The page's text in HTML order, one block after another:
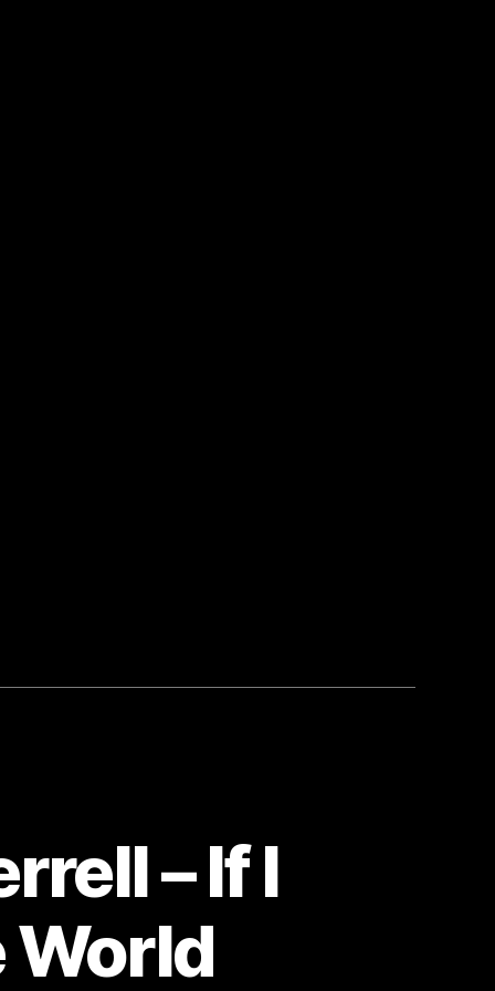
– If I
World